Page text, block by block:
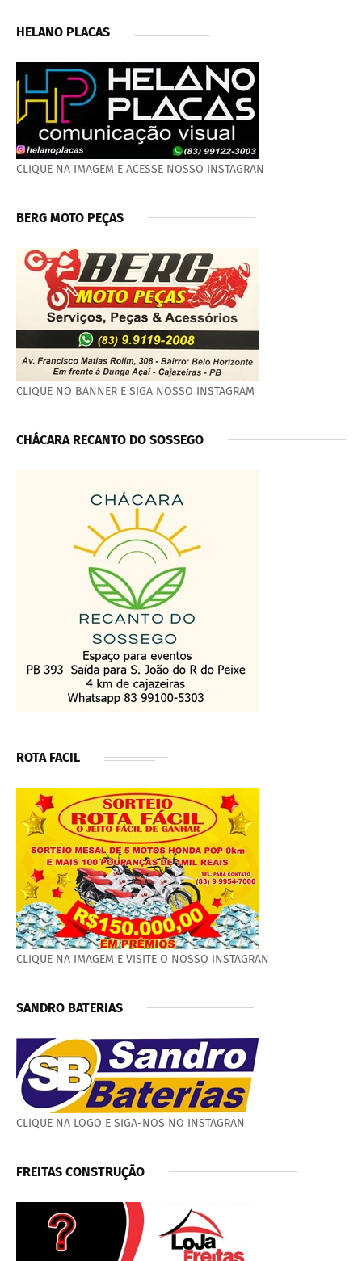
HELANO PLACAS
CLIQUE NA IMAGEM E ACESSE NOSSO INSTAGRAN
BERG MOTO PEÇAS
CLIQUE NO BANNER E SIGA NOSSO INSTAGRAM
CHÁCARA RECANTO DO SOSSEGO
ROTA FACIL
CLIQUE NA IMAGEM E VISITE O NOSSO INSTAGRAN
SANDRO BATERIAS
CLIQUE NA LOGO E SIGA-NOS NO INSTAGRAN
FREITAS CONSTRUÇÃO